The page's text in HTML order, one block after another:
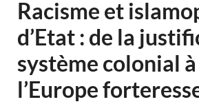
Racisme et
d’Etat : de la
système colonial
l’Europe